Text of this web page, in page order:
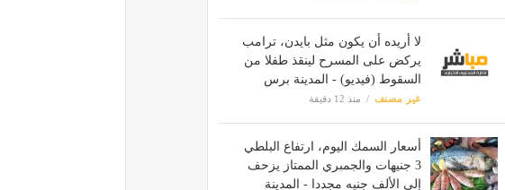
لا أريده أن يكون مثل بايدن، ترامب
يركض على المسرح لينقذ طفلا من
السقوط (فيديو) - المدينة برس
غير مصنف منذ 12 دقيقة
أسعار السمك اليوم، ارتفاع البلطي
3 جنيهات والجمبري الممتاز يزحف
إلى الألف جنيه مجددا - المدينة